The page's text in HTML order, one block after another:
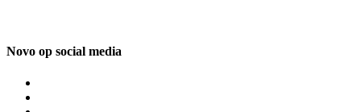
Novo op social media